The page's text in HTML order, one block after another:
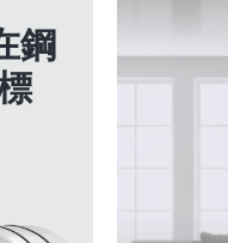
鋼